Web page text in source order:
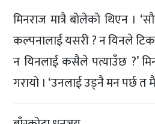
मिनराज मात्रै बोलेको थिएन ।
कल्पनालाई यसरी ? न यिनले
न यिनलाई कसैले पत्याउँछ ?’
गरायो । ‘उनलाई उड्नै मन पर्छ त